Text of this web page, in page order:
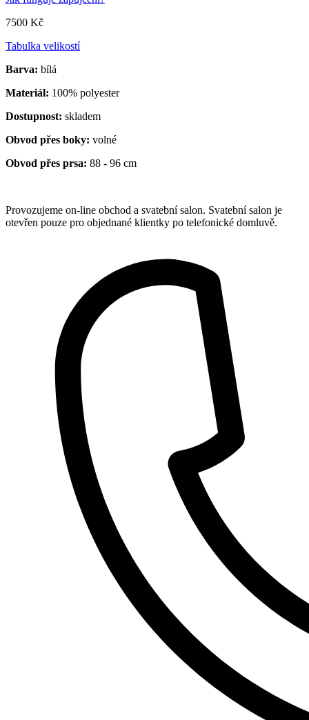
7500 Kč
Tabulka velikostí
Barva: bílá
Materiál: 100% polyester
Dostupnost: skladem
Obvod přes boky: volné
Obvod přes prsa: 88 - 96 cm
Provozujeme on-line obchod a svatební salon. Svatební salon je
otevřen pouze pro objednané klientky po telefonické domluvě.